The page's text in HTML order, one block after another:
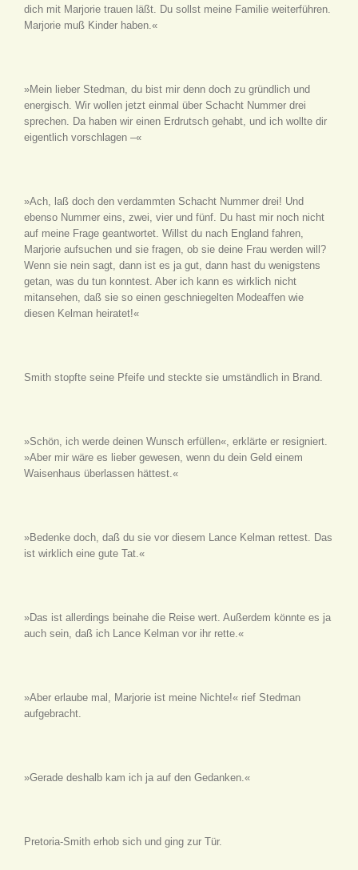
dich mit Marjorie trauen läßt. Du sollst meine Familie weiterführen.
Marjorie muß Kinder haben.«
»Mein lieber Stedman, du bist mir denn doch zu gründlich und
energisch. Wir wollen jetzt einmal über Schacht Nummer drei
sprechen. Da haben wir einen Erdrutsch gehabt, und ich wollte dir
eigentlich vorschlagen –«
»Ach, laß doch den verdammten Schacht Nummer drei! Und
ebenso Nummer eins, zwei, vier und fünf. Du hast mir noch nicht
auf meine Frage geantwortet. Willst du nach England fahren,
Marjorie aufsuchen und sie fragen, ob sie deine Frau werden will?
Wenn sie nein sagt, dann ist es ja gut, dann hast du wenigstens
getan, was du tun konntest. Aber ich kann es wirklich nicht
mitansehen, daß sie so einen geschniegelten Modeaffen wie
diesen Kelman heiratet!«
Smith stopfte seine Pfeife und steckte sie umständlich in Brand.
»Schön, ich werde deinen Wunsch erfüllen«, erklärte er resigniert.
»Aber mir wäre es lieber gewesen, wenn du dein Geld einem
Waisenhaus überlassen hättest.«
»Bedenke doch, daß du sie vor diesem Lance Kelman rettest. Das
ist wirklich eine gute Tat.«
»Das ist allerdings beinahe die Reise wert. Außerdem könnte es ja
auch sein, daß ich Lance Kelman vor ihr rette.«
»Aber erlaube mal, Marjorie ist meine Nichte!« rief Stedman
aufgebracht.
»Gerade deshalb kam ich ja auf den Gedanken.«
Pretoria-Smith erhob sich und ging zur Tür.